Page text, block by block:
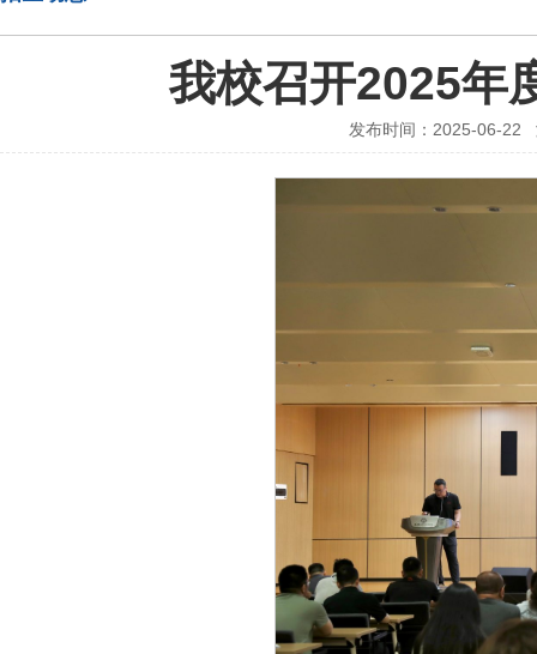
我校召开2025年
发布时间：2025-06-22